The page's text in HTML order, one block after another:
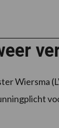
Wiersma